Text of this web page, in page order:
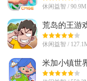
休闲益智 /
荒岛的王游
休闲益智 /
米加小镇世
完整无广告版